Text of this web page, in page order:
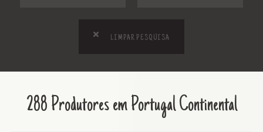
LIMPAR PESQUISA
288 Produtores em Portugal Continental